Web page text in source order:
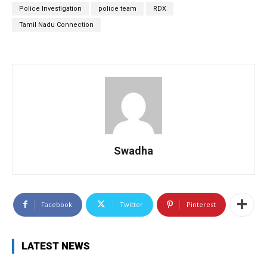
Police Investigation police team RDX
Tamil Nadu Connection
Swadha
Facebook Twitter Pinterest
LATEST NEWS